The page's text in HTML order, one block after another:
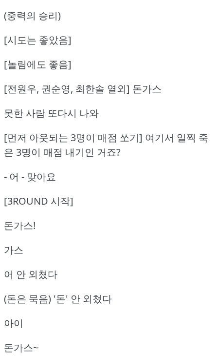
(중력의 승리)
[시도는 좋았음]
[놀림에도 좋음]
[전원우, 권순영, 최한솔 열외] 돈가스
못한 사람 또다시 나와
[먼저 아웃되는 3명이 매점 쏘기] 여기서 일찍 죽
은 3명이 매점 내기인 거죠?
- 어 - 맞아요
[3ROUND 시작]
돈가스!
가스
어 안 외쳤다
(돈은 묵음) '돈' 안 외쳤다
아이
돈가스~